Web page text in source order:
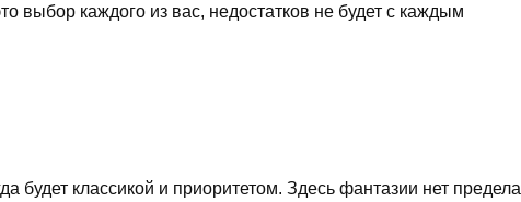
выбор каждого из вас, недостатков не будет с каждым
будет классикой и приоритетом. Здесь фантазии нет предела